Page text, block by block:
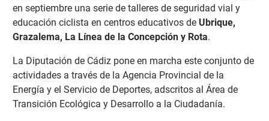
en septiembre una serie de talleres de seguridad vial y
educación ciclista en centros educativos de Ubrique,
Grazalema, La Línea de la Concepción y Rota.
La Diputación de Cádiz pone en marcha este conjunto de
actividades a través de la Agencia Provincial de la
Energía y el Servicio de Deportes, adscritos al Área de
Transición Ecológica y Desarrollo a la Ciudadanía.